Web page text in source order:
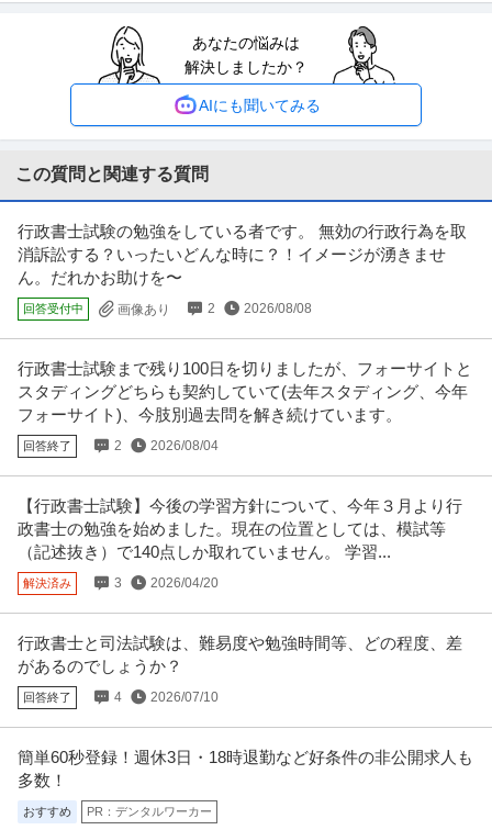
経理（財務会計） ／ 経理／土日祝休み／服装自由／賞与4か月分
／平均年齢30代／残業月10時間
昇給あり
年収300万円〜500万円
ア ※会員属性などに応じ、…続きを見る
空調設備施工管理 ／ 「管工事施工管理」勤務地希望制度導入／プ
ライム上場東北電力グループの総合設備エンジニアリング企業／
土日祝休・年休127日／地域密着で活躍可能！／有資格者募集
株式会社ユアテック
新着 正社員 ミドル活躍中
年収800万円〜1,100万円
【職種】施工管理＞空調設備施工管理 【業種】建設＞建設・建築・土木 ※会
員属性などに応じ、当該求人
…続きを見る
提供：ビズリーチ
サビ管 研修修了証必須／サービス管理責任者／土日祝休み／就労
移行・定着支援
株式会社Kaien/Kaien秋葉原
月給31.8万円〜38.9万円
就労移行支援事業所にてサービス管理責任者の募集です＠千代田区 【業務内
容】 就労移行支援事業所にお …続きを見る
日祝休み
株式会社Ｒｉｄｉｌｏｖｅｒ
正社員 交通費支給 昇給あり
年収400万円〜690万円
株式会社Ｒｉｄｉｌｏｖｅｒ 【御茶ノ水】社会課題の構造化ライター（記者
提供：doda
個人営業 ／ 「営業」土日祝休み／業界屈指のインセンティブ／残
あなたの悩みは
解決しましたか？
AIにも聞いてみる
この質問と関連する質問
行政書士試験の勉強をしている者です。 無効の行政行為を取
消訴訟する？いったいどんな時に？！イメージが湧きませ
ん。だれかお助けを〜
回答受付中 画像あり 2 2026/08/08
行政書士試験まで残り100日を切りましたが、フォーサイトと
スタディングどちらも契約していて(去年スタディング、今年
フォーサイト)、今肢別過去問を解き続けています。
回答終了 2 2026/08/04
【行政書士試験】今後の学習方針について、今年３月より行
政書士の勉強を始めました。現在の位置としては、模試等
（記述抜き）で140点しか取れていません。 学習...
解決済み 3 2026/04/20
行政書士と司法試験は、難易度や勉強時間等、どの程度、差
があるのでしょうか？
回答終了 4 2026/07/10
簡単60秒登録！週休3日・18時退勤など好条件の非公開求人も
多数！
おすすめ PR：デンタルワーカー